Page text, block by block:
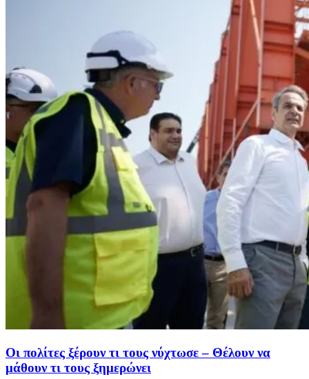
Οι πολίτες ξέρουν τι τους νύχτωσε – Θέλουν να
μάθουν τι τους ξημερώνει